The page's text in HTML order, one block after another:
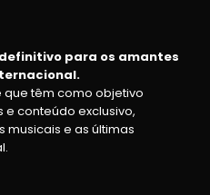
para os amantes
têm como objetivo
conteúdo exclusivo,
e as últimas